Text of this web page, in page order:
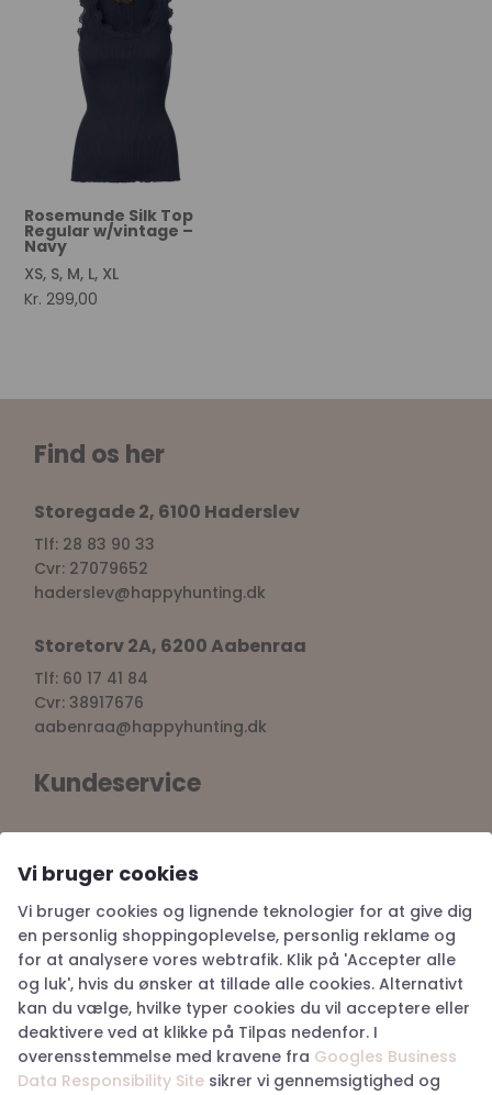
Rosemunde Silk Top
Regular w/vintage –
Navy
XS, S, M, L, XL
Kr. 299,00
Find os her
Storegade 2, 6100 Haderslev
Tlf: 28 83 90 33
Cvr: 27079652
haderslev@happyhunting.dk
Storetorv 2A, 6200 Aabenraa
Tlf: 60 17 41 84
Cvr: 38917676
aabenraa@happyhunting.dk
Kundeservice
Om Happy Hunting
Handelsbetingelser
Returnering
Privatlivspolitik
Køb returlabel
Digital fortrydelsesformular
Vi bruger cookies
Vi bruger cookies og lignende teknologier for at give dig
en personlig shoppingoplevelse, personlig reklame og
for at analysere vores webtrafik. Klik på 'Accepter alle
og luk', hvis du ønsker at tillade alle cookies. Alternativt
kan du vælge, hvilke typer cookies du vil acceptere eller
deaktivere ved at klikke på Tilpas nedenfor. I
overensstemmelse med kravene fra Googles Business
Data Responsibility Site sikrer vi gennemsigtighed og